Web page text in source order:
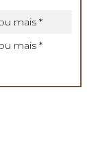
mais *
mais *